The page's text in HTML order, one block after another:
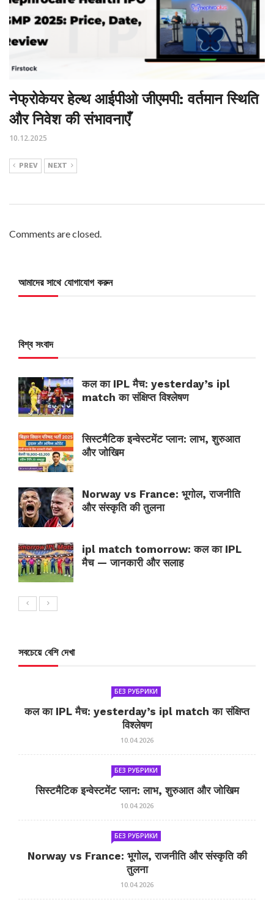
नेफ्रोकेयर हेल्थ आईपीओ जीएमपी: वर्तमान स्थिति
और निवेश की संभावनाएँ
10.12.2025
PREV NEXT
Comments are closed.
আমাদের সাথে যোগাযোগ করুন
বিশ্ব সংবাদ
कल का IPL मैच: yesterday’s ipl
match का संक्षिप्त विश्लेषण
सिस्टमैटिक इन्वेस्टमेंट प्लान: लाभ, शुरुआत
और जोखिम
Norway vs France: भूगोल, राजनीति
और संस्कृति की तुलना
ipl match tomorrow: कल का IPL
मैच — जानकारी और सलाह
সবচেয়ে বেশি দেখা
БЕЗ РУБРИКИ
कल का IPL मैच: yesterday’s ipl match का संक्षिप्त
विश्लेषण
10.04.2026
БЕЗ РУБРИКИ
सिस्टमैटिक इन्वेस्टमेंट प्लान: लाभ, शुरुआत और जोखिम
10.04.2026
БЕЗ РУБРИКИ
Norway vs France: भूगोल, राजनीति और संस्कृति की
तुलना
10.04.2026